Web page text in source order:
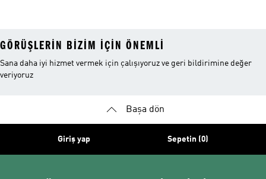
GÖRÜŞLERIN BIZIM IÇIN ÖNEMLI
Sana daha iyi hizmet vermek için çalışıyoruz ve geri bildirimine değer
veriyoruz
Başa dön
Giriş yap Sepetin (0)